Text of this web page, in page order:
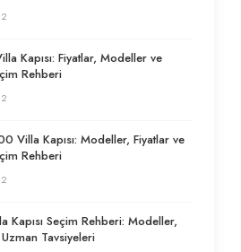
Kapısı: Fiyatlar, Modeller ve
Rehberi
Villa Kapısı: Modeller, Fiyatlar ve
Rehberi
Kapısı Seçim Rehberi: Modeller,
Tavsiyeleri